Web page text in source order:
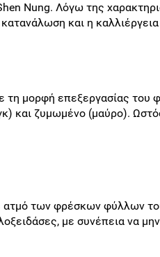
Nung. Λόγω της
και η
τη μορφή επεξεργασίας του
και ζυμωμένο (μαύρο).
ατμό των φρέσκων φύλλων
με συνέπεια να